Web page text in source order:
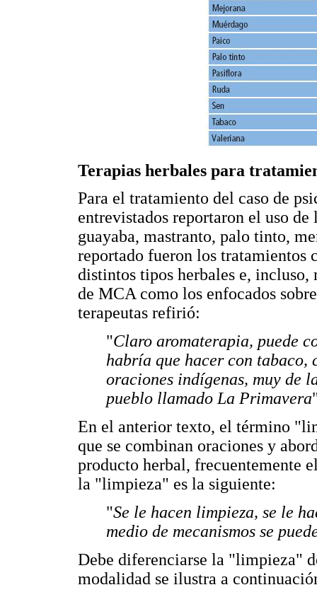
Terapias herbales para
Para el tratamiento del caso de
entrevistados reportaron el uso
guayaba, mastranto, palo tinto,
reportado fueron los tratamientos
distintos tipos herbales e, incluso,
de MCA como los enfocados
terapeutas refirió:
"Claro aromaterapia, puede
habría que hacer con tabaco,
oraciones indígenas, muy de
pueblo llamado La Primavera
En el anterior texto, el término
que se combinan oraciones y
producto herbal, frecuentemente
la "limpieza" es la siguiente:
"Se le hacen limpieza, se le
medio de mecanismos se
Debe diferenciarse la "limpieza"
modalidad se ilustra a